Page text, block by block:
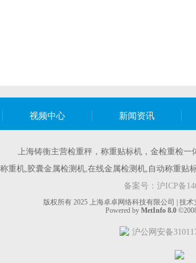
视频中心 新闻资讯
上海铸衡主营检重秤 ， 称重贴标机 ， 金检重检一
重机,胶囊金属检测机,在线金属检测机,自动称重
备案号： 沪ICP备
版权所有 2025 上海卓卓网络科技有限公司 | 技术
Powered by MetInfo 8.0
沪公网安备